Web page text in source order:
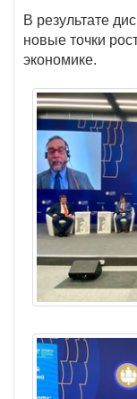
В результате
новые точки
экономике.